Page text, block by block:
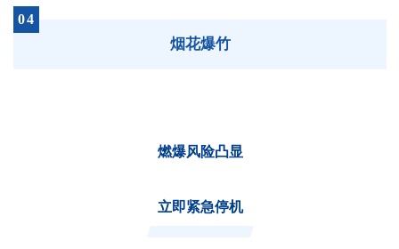
04
烟花爆竹
燃爆风险凸显
立即紧急停机